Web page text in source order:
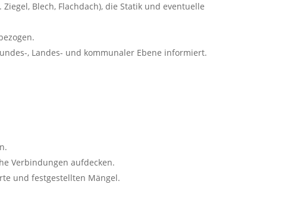
Blech, Flachdach), die Statik und eventuelle
, Landes- und kommunaler Ebene informiert.
Verbindungen aufdecken.
und festgestellten Mängel.